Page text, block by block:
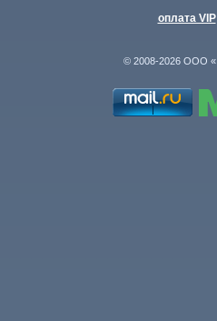
оплата VIP
© 2008-2026 ООО «